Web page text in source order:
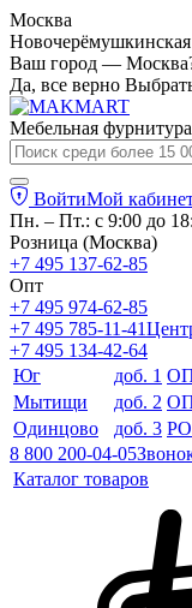
Москва
Ваш город —
Да, все верно
Мебельная
ВойтиМой
Пн. – Пт.: с 9:00 до
Розница (Москва)
+7 495 137-62-85
Опт
+7 495 974-62-85
+7 495 785-11-41
+7 495 134-42-64
Юг
доб. 1
Мытищи
доб. 2
Одинцово
доб. 3
8 800 200-04-05
Каталог товаров